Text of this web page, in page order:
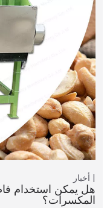
أخبار
هل يمكن استخدام
المكسرات؟